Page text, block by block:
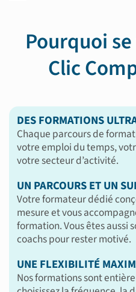
Pourquoi
Clic
DES FORMATIONS
Chaque parcours de
votre emploi du temps,
votre secteur d’activité.
UN PARCOURS ET UN
Votre formateur dédié
mesure et vous
formation. Vous êtes aussi
coachs pour rester motivé.
UNE FLEXIBILITÉ
Nos formations sont